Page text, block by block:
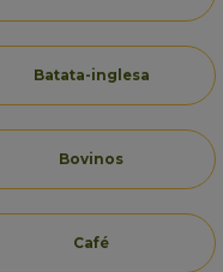
Batata-inglesa
Bovinos
Café